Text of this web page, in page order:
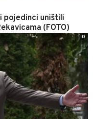
pojedinci uništili
(FOTO)
0